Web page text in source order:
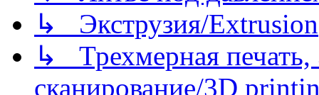
↳ Экструзия/Extrusion
↳ Трехмерная
сканирование/3D